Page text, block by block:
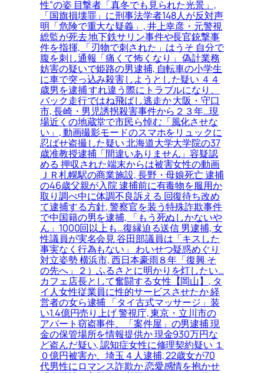
性”の姿 目撃者「真冬でも見られた光景」,
「国旗損壊罪」に刑事法学者148人が反対声
明「危険で重大な疑義」, 井上幸彦・元警視
総監が死去 地下鉄サリン事件や長官銃撃事
件を指揮, 「刃物で刺された」はうそ 自分で
腹を刺し通報「痛くて怖くなり」 偽計業務
妨害の疑いで姫路の男逮捕, 自転車の小学生
に車で突っ込み殺害しようとした疑い ４４
歳男を逮捕 すれ違う際にトラブルになり、
バック走行ではね飛ばし逃走か 大阪・守口
市, 長崎・男児誘拐殺害事件から２３年…現
場近くの地蔵堂で市民ら悼む「風化させな
い」, 動画撮影モードのスマホをリュックに
忍ばせ盗撮した疑い 北海道大学大学院の37
歳准教授逮捕「間違いありません」容疑認
める 押収された端末からは被害女性の動画
ＪＲ札幌駅の商業施設, 長野・母娘死亡 逮捕
の46歳父親が入院 逮捕前に有毒物を服用か
取り調べ中に体調不良訴える 回復待ち改め
て逮捕する方針, 警察官を装う特殊詐欺事件
で中国籍の男を逮捕, 「もう死ぬしかないや
ん」1000回以上も…復縁迫る送信 男逮捕, 女
性議員が実名会見 谷田部議員は「キスした
事実なく行為もない」 わいせつ疑惑めぐり
対立姿勢 横浜市, 西日本豪雨８年「復興 そ
の先へ」２）ふるさとに明かりを灯したい…
カフェ店長として奮闘する女性【岡山】, タ
イ人女性従業員に性的サービスさせたか 経
営者の女ら逮捕 「タイ古式マッサージ」装
い1.4億円売り上げ 警視庁, 東京・立川市の
アパート窃盗事件、「案件屋」の男逮捕 現
金の保管場所を情報提供か 現金930万円な
ど盗んだ疑い, 認知症女性に修理契約疑い １
０億円被害か、埼玉４人逮捕, 22歳女が70
代男性にロマンス詐欺か 恋愛感情を抱かせ